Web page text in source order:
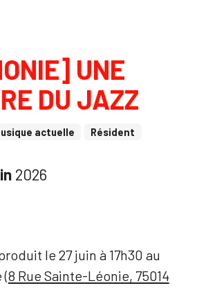
UNE
DU JAZZ
actuelle Résident
2026
le 27 juin à 17h30 au
(8 Rue Sainte-Léonie, 75014
de la Sirène
La Sirène de Paris